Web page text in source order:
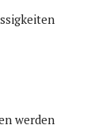
werden